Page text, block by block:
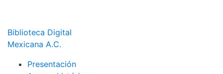
Biblioteca Digital
Mexicana A.C.
Presentación